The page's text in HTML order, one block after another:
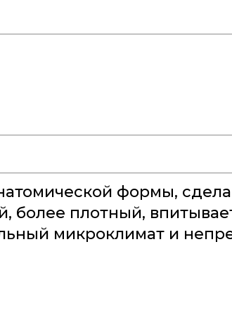
формы,
плотный,
микроклимат и